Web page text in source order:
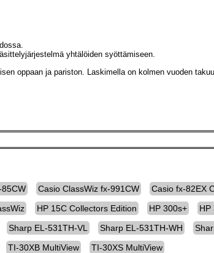
yhtälöiden syöttämiseen.
oppaan ja pariston. Laskimella on kolmen vuoden
Casio ClassWiz fx-991CW Casio fx-82EX
HP 15C Collectors Edition HP 300s+ HP
Sharp EL-531TH-VL Sharp EL-531TH-WH
TI-30XB MultiView TI-30XS MultiView